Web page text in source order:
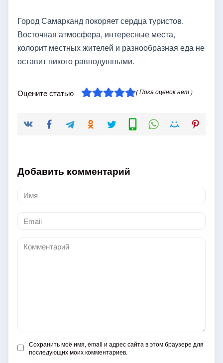
Город Самарканд покоряет сердца туристов.
Восточная атмосфера, интересные места,
колорит местных жителей и разнообразная еда не
оставит никого равнодушными.
Оцените статью ( Пока оценок нет )
Добавить комментарий
Имя
*
Email
*
Комментарий
Сохранить моё имя, email и адрес сайта в этом браузере для
последующих моих комментариев.